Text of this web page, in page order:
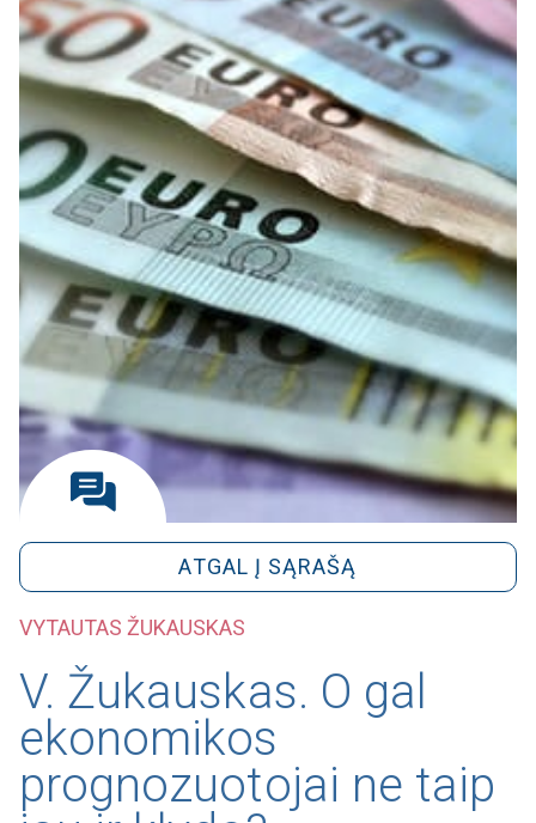
ATGAL Į SĄRAŠĄ
VYTAUTAS ŽUKAUSKAS
V. Žukauskas. O gal
ekonomikos
prognozuotojai ne taip